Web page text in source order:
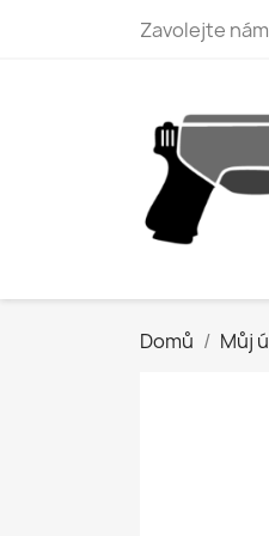
Zavolejte
Domů Můj